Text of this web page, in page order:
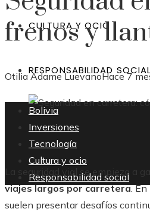
CULTURA Y OCIO
RESPONSABILIDAD SOCIAL
Bolivia
Inversiones
Tecnología
Cultura y ocio
Responsabilidad social
frenos y
Otilia Adame LuevanoHace 7
La seguridad vial se empieza a
viajes largos por carretera.
suelen presentar desafíos